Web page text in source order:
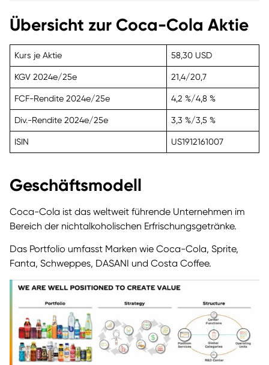
Übersicht zur Coca-Cola Aktie
Kurs je Aktie 58,30 USD
KGV 2024e/25e 21,4/20,7
FCF-Rendite 2024e/25e 4,2 %/4,8 %
Div.-Rendite 2024e/25e 3,3 %/3,5 %
ISIN US1912161007
Geschäftsmodell
Coca-Cola ist das weltweit führende Unternehmen im
Bereich der nichtalkoholischen Erfrischungsgetränke.
Das Portfolio umfasst Marken wie Coca-Cola, Sprite,
Fanta, Schweppes, DASANI und Costa Coffee.